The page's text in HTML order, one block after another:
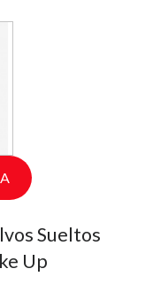
Sueltos
Up